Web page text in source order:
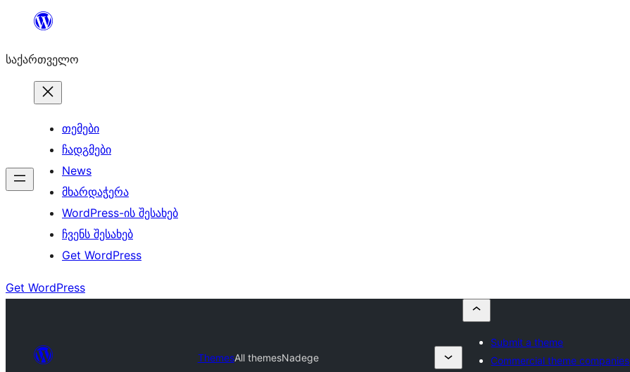
შიგთავსზე
საქართველო
თემები
ჩადგმები
News
მხარდაჭერა
WordPress-ის შესახებ
ჩვენს შესახებ
Get WordPress
Get WordPress
ThemesAll themesNadege
Submit a theme
Commercial theme companies